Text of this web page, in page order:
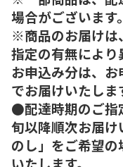
場合がございます。
※商品のお届けは
指定の有無により
お申込み分は、
でお届けいたしま
●配達時期のご指
旬以降順次お届
のし」をご希望
いたします。